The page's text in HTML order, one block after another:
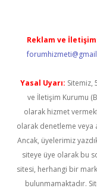
Reklam ve
Yasal Uyarı: Sitemiz,
ve İletişim Kurumu
olarak hizmet
olarak denetleme veya
Ancak, üyelerimiz
siteye üye olarak bu
sitesi, herhangi bir
bulunmamaktadır.